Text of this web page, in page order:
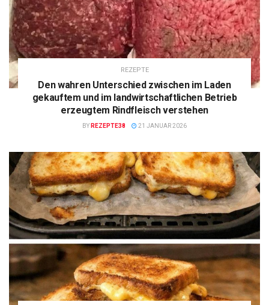
REZEPTE
Den wahren Unterschied zwischen im Laden
gekauftem und im landwirtschaftlichen Betrieb
erzeugtem Rindfleisch verstehen
BY REZEPTE38 21 JANUAR 2026